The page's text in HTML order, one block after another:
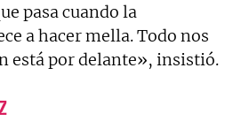
pasa cuando la
a hacer mella. Todo nos
está por delante», insistió.